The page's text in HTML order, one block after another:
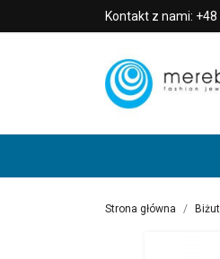
Kontakt z nami:
Strona główna